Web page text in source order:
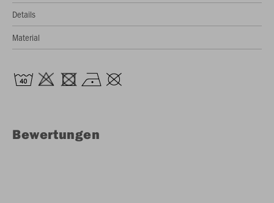
Details
Material
Bewertungen